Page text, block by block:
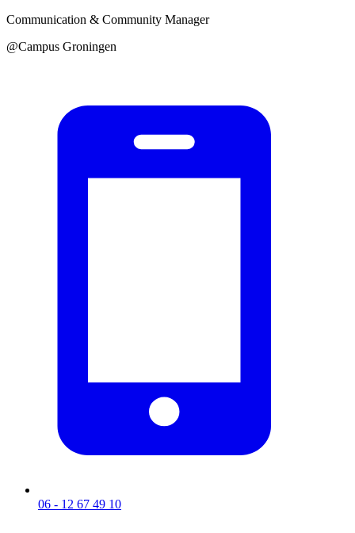
Communication & Community Manager
@Campus Groningen
06 - 12 67 49 10